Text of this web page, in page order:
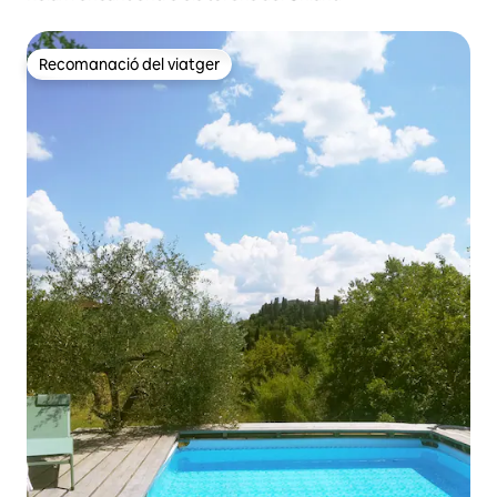
Recomanació del viatger
Recomanació del viatger